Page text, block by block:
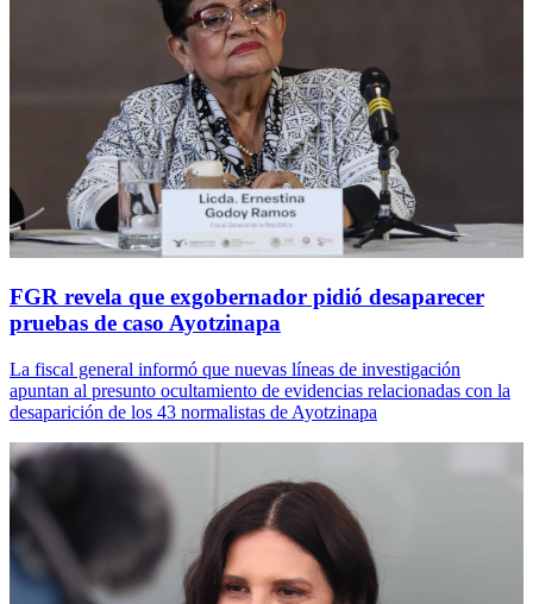
FGR revela que exgobernador pidió desaparecer
pruebas de caso Ayotzinapa
La fiscal general informó que nuevas líneas de investigación
apuntan al presunto ocultamiento de evidencias relacionadas con la
desaparición de los 43 normalistas de Ayotzinapa